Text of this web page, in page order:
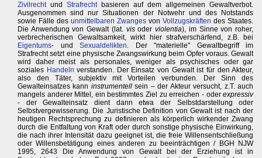
ZivilrechtundStrafrechtbasieren auf dem allgemeinen Gewaltverbot.
Ausgenommen sind nur Situationen der Notwehr und des Notstands
sowie Fälle desunmittelbaren Zwanges vonVollzugskräften des Staates.
Die Anwendung von Gewalt (lat. visoderviolentia), im Sinne von roher,
verbrecherischen Gewaltsamkeit, wirkt hier strafverschärfend, z.B. bei
Eigentums- undSexualdelikten. Der "materielle" Gewaltbegriff im
Strafrecht setzt eine physische Zwangswirkung beim Opfer voraus. Gewalt
wird daher meist als personales, weniger als psychisches oder gar
soziales Handeln verstanden. Der Einsatz von Gewalt ist für den Akteur,
also den Täter, subjektiv mit Vorteilen verbunden. Der Sinn des
Gewalteinsatzes kann instrumentellsein – der Akteur versucht, z.T. auch
mangels anderer Mittel, ein bestimmtes Ziel zu erreichen - oderexpressiv
- der Gewalteinsatz dient dann etwa der Selbstdarstellung oder
Selbstvergewisserung. Die Juristische Definition von Gewalt ist nach der
heutigen Rechtsprechung zu definieren als körperlich wirkender Zwang
durch die Entfaltung von Kraft oder durch sonstige physische Einwirkung,
die nach ihrer Intensität dazu geeignet ist, die freie Willensentschließung
oder Willensbetätigung eines anderen zu beeinträchtigen / BGH NJW
1995, 2643 Die Anwendung von Gewalt bei der Erziehung ist in